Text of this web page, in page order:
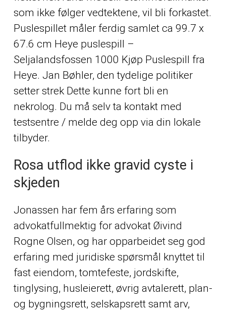
som ikke følger vedtektene, vil bli forkastet.
Puslespillet måler ferdig samlet ca 99.7 x
67.6 cm Heye puslespill –
Seljalandsfossen 1000 Kjøp Puslespill fra
Heye. Jan Bøhler, den tydelige politiker
setter strek Dette kunne fort bli en
nekrolog. Du må selv ta kontakt med
testsentre / melde deg opp via din lokale
tilbyder.
Rosa utflod ikke gravid cyste i
skjeden
Jonassen har fem års erfaring som
advokatfullmektig for advokat Øivind
Rogne Olsen, og har opparbeidet seg god
erfaring med juridiske spørsmål knyttet til
fast eiendom, tomtefeste, jordskifte,
tinglysing, husleierett, øvrig avtalerett, plan-
og bygningsrett, selskapsrett samt arv,